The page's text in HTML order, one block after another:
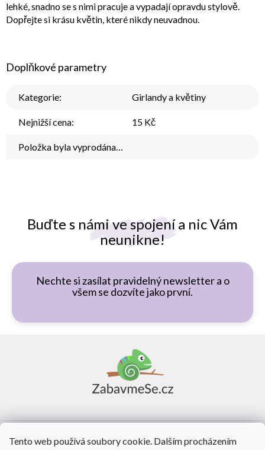
Tento web používá soubory cookie. Dalším procházením
Buďte s námi ve spojení a nic Vám
neunikne!
Nechte si zasílat pravidelný newsletter a o
všem se dozvíte jako první.
lehké, snadno se s nimi pracuje a vypadají opravdu stylově.
Dopřejte si krásu květin, které nikdy neuvadnou.
Doplňkové parametry
Kategorie: Girlandy a květiny
Nejnižší cena: 15 Kč
Položka byla vyprodána…